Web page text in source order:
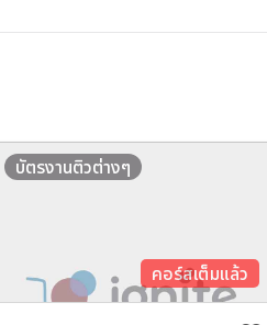
คอร์สเต็มแล้ว
บัตรงานติวต่างๆ